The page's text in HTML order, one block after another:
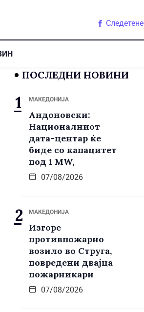
Следетене
ПОСЛЕДНИ НОВИНИ
МАКЕДОНИЈА
Андоновски:
Националниот
дата-центар ќе
биде со капацитет
под 1 MW,
07/08/2026
МАКЕДОНИЈА
Изгоре
противпожарно
возило во Струга,
повредени двајца
пожарникари
07/08/2026